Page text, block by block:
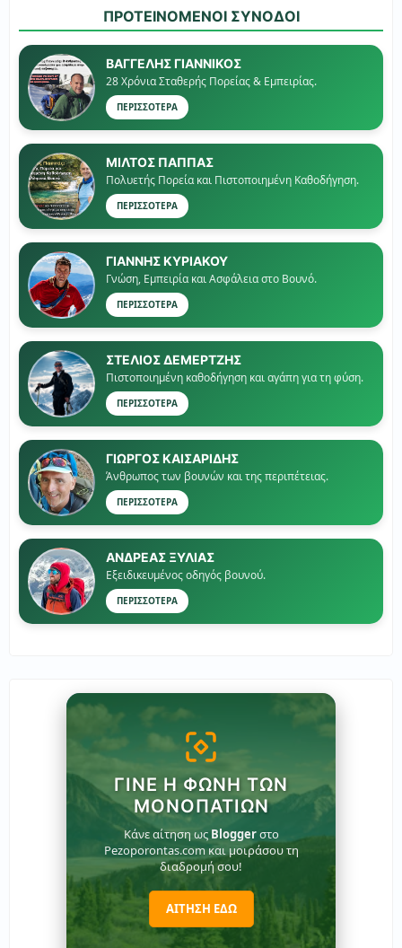
ΠΡΟΤΕΙΝΟΜΕΝΟΙ ΣΥΝΟΔΟΙ
ΒΑΓΓΕΛΗΣ ΓΙΑΝΝΙΚΟΣ
28 Χρόνια Σταθερής Πορείας & Εμπειρίας.
ΠΕΡΙΣΣΟΤΕΡΑ
ΜΙΛΤΟΣ ΠΑΠΠΑΣ
Πολυετής Πορεία και Πιστοποιημένη Καθοδήγηση.
ΠΕΡΙΣΣΟΤΕΡΑ
ΓΙΑΝΝΗΣ ΚΥΡΙΑΚΟΥ
Γνώση, Εμπειρία και Ασφάλεια στο Βουνό.
ΠΕΡΙΣΣΟΤΕΡΑ
ΣΤΕΛΙΟΣ ΔΕΜΕΡΤΖΗΣ
Πιστοποιημένη καθοδήγηση και αγάπη για τη φύση.
ΠΕΡΙΣΣΟΤΕΡΑ
ΓΙΏΡΓΟΣ ΚΑΙΣΑΡΙΔΗΣ
Άνθρωπος των βουνών και της περιπέτειας.
ΠΕΡΙΣΣΟΤΕΡΑ
ΑΝΔΡΕΑΣ ΞΥΛΙΑΣ
Εξειδικευμένος οδηγός βουνού.
ΠΕΡΙΣΣΟΤΕΡΑ
ΓΊΝΕ Η ΦΩΝΉ ΤΩΝ
ΜΟΝΟΠΑΤΙΏΝ
Κάνε αίτηση ως Bloggerστο
Pezoporontas.com και μοιράσου τη
διαδρομή σου!
ΑΙΤΗΣΗ ΕΔΩ